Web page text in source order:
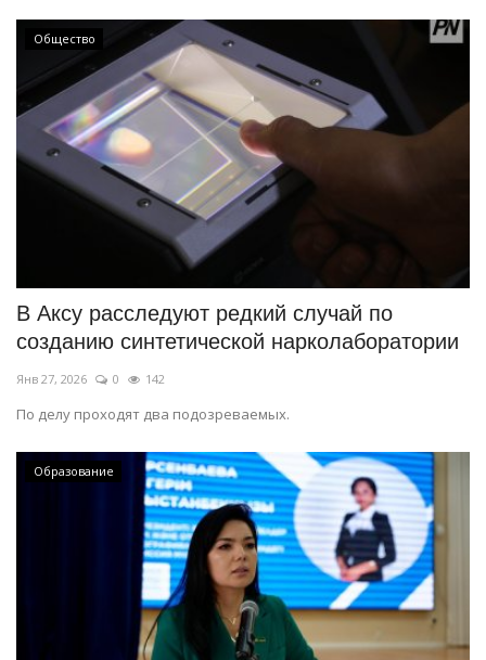
Общество
В Аксу расследуют редкий случай по
созданию синтетической нарколаборатории
Янв 27, 2026 0 142
По делу проходят два подозреваемых.
Образование